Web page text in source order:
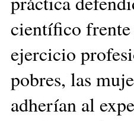
científico
ejercicio
pobres, las
adherían al